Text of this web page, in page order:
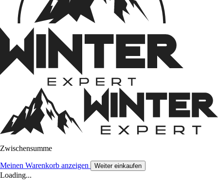
Zwischensumme
Meinen Warenkorb anzeigen Weiter einkaufen
Loading...